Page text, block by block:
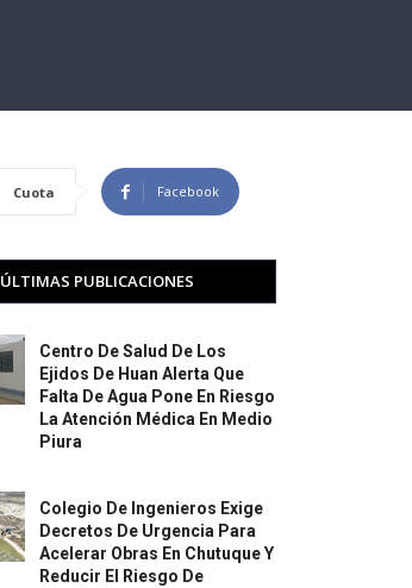
Cuota Facebook
ÚLTIMAS PUBLICACIONES
Centro De Salud De Los
Ejidos De Huan Alerta Que
Falta De Agua Pone En Riesgo
La Atención Médica En Medio
Piura
Colegio De Ingenieros Exige
Decretos De Urgencia Para
Acelerar Obras En Chutuque Y
Reducir El Riesgo De